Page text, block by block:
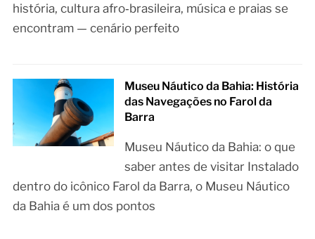
história, cultura afro‑brasileira, música e praias se
encontram — cenário perfeito
Museu Náutico da Bahia: História
das Navegações no Farol da
Barra
Museu Náutico da Bahia: o que
saber antes de visitar Instalado
dentro do icônico Farol da Barra, o Museu Náutico
da Bahia é um dos pontos